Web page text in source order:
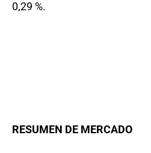
0,29 %.
RESUMEN DE MERCADO